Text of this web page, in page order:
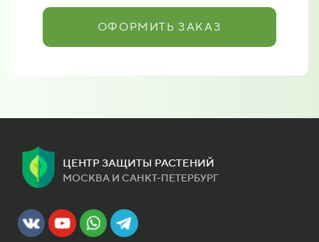
ОФОРМИТЬ ЗАКАЗ
ЦЕНТР ЗАЩИТЫ РАСТЕНИЙ
МОСКВА И САНКТ-ПЕТЕРБУРГ